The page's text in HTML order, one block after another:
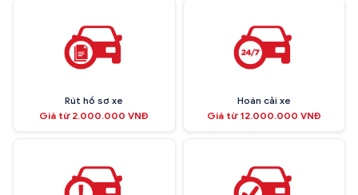
Rút hồ sơ xe
Giá từ 2.000.000 VNĐ
Hoán cải xe
Giá từ 12.000.000 VNĐ